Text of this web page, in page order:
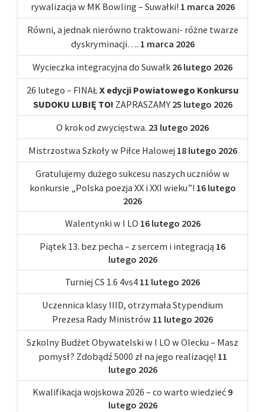
rywalizacja w MK Bowling – Suwałki! 1 marca 2026
Równi, a jednak nierówno traktowani- różne twarze
dyskryminacji…. 1 marca 2026
Wycieczka integracyjna do Suwałk 26 lutego 2026
26 lutego – FINAŁX edycji Powiatowego Konkursu
SUDOKU LUBIĘ TO! ZAPRASZAMY 25 lutego 2026
O krok od zwycięstwa. 23 lutego 2026
Mistrzostwa Szkoły w Piłce Halowej 18 lutego 2026
Gratulujemy dużego sukcesu naszych uczniów w
konkursie „Polska poezja XX i XXI wieku”! 16 lutego
2026
Walentynki w I LO 16 lutego 2026
Piątek 13. bez pecha – z sercem i integracją 16
lutego 2026
Turniej CS 1.6 4vs4 11 lutego 2026
Uczennica klasy IIID, otrzymała Stypendium
Prezesa Rady Ministrów 11 lutego 2026
Szkolny Budżet Obywatelski w I LO w Olecku – Masz
pomysł? Zdobądź 5000 zł na jego realizację! 11
lutego 2026
Kwalifikacja wojskowa 2026 – co warto wiedzieć 9
lutego 2026